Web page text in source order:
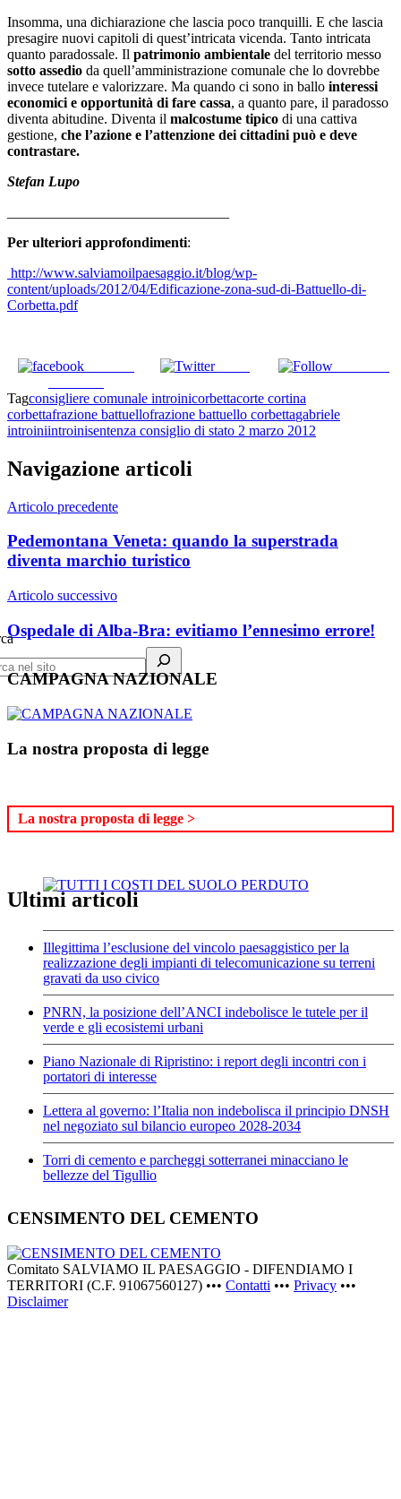
Insomma, una dichiarazione che lascia poco tranquilli. E che lascia
presagire nuovi capitoli di quest’intricata vicenda. Tanto intricata
quanto paradossale. Il patrimonio ambientale del territorio messo
sotto assedio da quell’amministrazione comunale che lo dovrebbe
invece tutelare e valorizzare. Ma quando ci sono in ballo interessi
economici e opportunità di fare cassa, a quanto pare, il paradosso
diventa abitudine. Diventa il malcostume tipico di una cattiva
gestione, che l’azione e l’attenzione dei cittadini può e deve
contrastare.
Stefan Lupo
Per ulteriori approfondimenti:
http://www.salviamoilpaesaggio.it/blog/wp-
content/uploads/2012/04/Edificazione-zona-sud-di-Battuello-di-
Corbetta.pdf
Tweet
Tagconsigliere comunale introinicorbettacorte cortina
corbettafrazione battuellofrazione battuello corbettagabriele
introiniintroinisentenza consiglio di stato 2 marzo 2012
Navigazione articoli
Articolo precedente
Pedemontana Veneta: quando la superstrada
diventa marchio turistico
Articolo successivo
Ospedale di Alba-Bra: evitiamo l’ennesimo errore!
CAMPAGNA NAZIONALE
La nostra proposta di legge
La nostra proposta di legge >
Ultimi articoli
Illegittima l’esclusione del vincolo paesaggistico per la
realizzazione degli impianti di telecomunicazione su terreni
gravati da uso civico
PNRN, la posizione dell’ANCI indebolisce le tutele per il
verde e gli ecosistemi urbani
Piano Nazionale di Ripristino: i report degli incontri con i
portatori di interesse
Lettera al governo: l’Italia non indebolisca il principio DNSH
nel negoziato sul bilancio europeo 2028-2034
Torri di cemento e parcheggi sotterranei minacciano le
bellezze del Tigullio
CENSIMENTO DEL CEMENTO
Comitato SALVIAMO IL PAESAGGIO - DIFENDIAMO I
TERRITORI (C.F. 91067560127) ••• Contatti ••• Privacy •••
Disclaimer